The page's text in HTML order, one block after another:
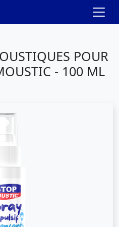
POUR
- 100 ML